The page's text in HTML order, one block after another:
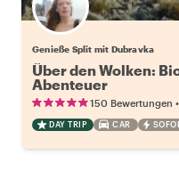
Genieße Split mit Dubravka
Über den Wolken:
Abenteuer
150 Bewertungen •
DAY TRIP CAR